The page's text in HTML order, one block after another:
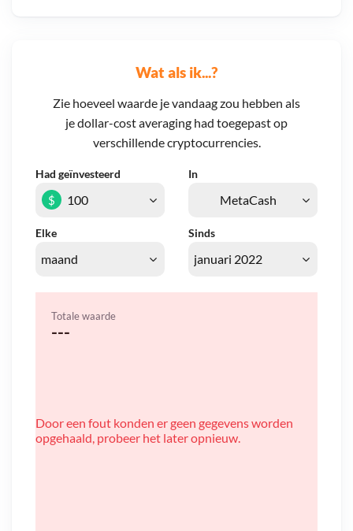
Wat als ik...?
Zie hoeveel waarde je vandaag zou hebben als
je dollar-cost averaging had toegepast op
verschillende cryptocurrencies.
Had geïnvesteerd In
Elke Sinds
$
Totale waarde
---
Door een fout konden er geen gegevens worden
opgehaald, probeer het later opnieuw.